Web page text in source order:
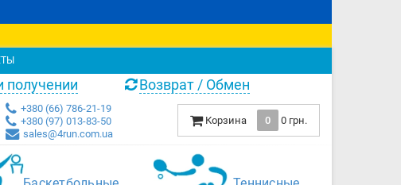
получении Возврат / Обмен
+380 (66) 786-21-19
+380 (97) 013-83-50
sales@4run.com.ua
Корзина 0 0 грн.